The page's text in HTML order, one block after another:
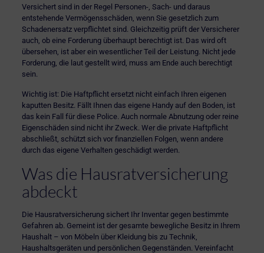
Versichert sind in der Regel Personen-, Sach- und daraus
entstehende Vermögensschäden, wenn Sie gesetzlich zum
Schadenersatz verpflichtet sind. Gleichzeitig prüft der Versicherer
auch, ob eine Forderung überhaupt berechtigt ist. Das wird oft
übersehen, ist aber ein wesentlicher Teil der Leistung. Nicht jede
Forderung, die laut gestellt wird, muss am Ende auch berechtigt
sein.
Wichtig ist: Die Haftpflicht ersetzt nicht einfach Ihren eigenen
kaputten Besitz. Fällt Ihnen das eigene Handy auf den Boden, ist
das kein Fall für diese Police. Auch normale Abnutzung oder reine
Eigenschäden sind nicht ihr Zweck. Wer die private Haftpflicht
abschließt, schützt sich vor finanziellen Folgen, wenn andere
durch das eigene Verhalten geschädigt werden.
Was die Hausratversicherung
abdeckt
Die Hausratversicherung sichert Ihr Inventar gegen bestimmte
Gefahren ab. Gemeint ist der gesamte bewegliche Besitz in Ihrem
Haushalt – von Möbeln über Kleidung bis zu Technik,
Haushaltsgeräten und persönlichen Gegenständen. Vereinfacht